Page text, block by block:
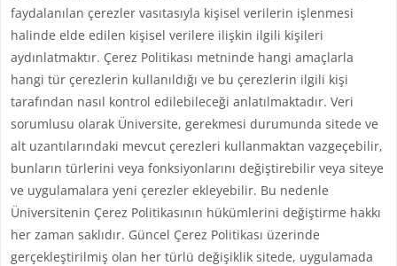
faydalanılan çerezler vasıtasıyla kişisel verilerin işlenmesi
halinde elde edilen kişisel verilere ilişkin ilgili kişileri
aydınlatmaktır. Çerez Politikası metninde hangi amaçlarla
hangi tür çerezlerin kullanıldığı ve bu çerezlerin ilgili kişi
tarafından nasıl kontrol edilebileceği anlatılmaktadır. Veri
sorumlusu olarak Üniversite, gerekmesi durumunda sitede ve
alt uzantılarındaki mevcut çerezleri kullanmaktan vazgeçebilir,
bunların türlerini veya fonksiyonlarını değiştirebilir veya siteye
ve uygulamalara yeni çerezler ekleyebilir. Bu nedenle
Üniversitenin Çerez Politikasının hükümlerini değiştirme hakkı
her zaman saklıdır. Güncel Çerez Politikası üzerinde
gerçekleştirilmiş olan her türlü değişiklik sitede, uygulamada